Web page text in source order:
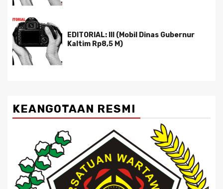
EDITORIAL: III (Mobil Dinas Gubernur
Kaltim Rp8,5 M)
KEANGOTAAN RESMI